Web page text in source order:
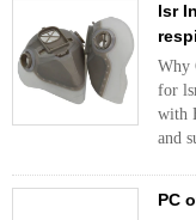
lsr
Why
for
with
and
PC